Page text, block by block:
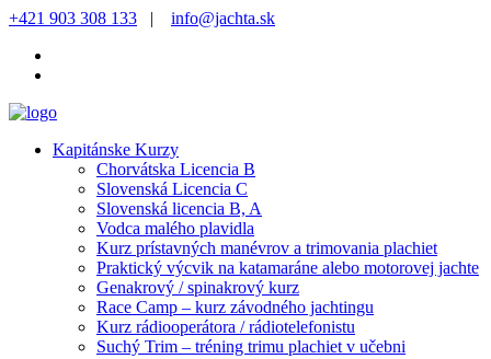
+421 903 308 133 | info@jachta.sk
Kapitánske Kurzy
Chorvátska Licencia B
Slovenská Licencia C
Slovenská licencia B, A
Vodca malého plavidla
Kurz prístavných manévrov a trimovania plachiet
Praktický výcvik na katamaráne alebo motorovej jachte
Genakrový / spinakrový kurz
Race Camp – kurz závodného jachtingu
Kurz rádiooperátora / rádiotelefonistu
Suchý Trim – tréning trimu plachiet v učebni